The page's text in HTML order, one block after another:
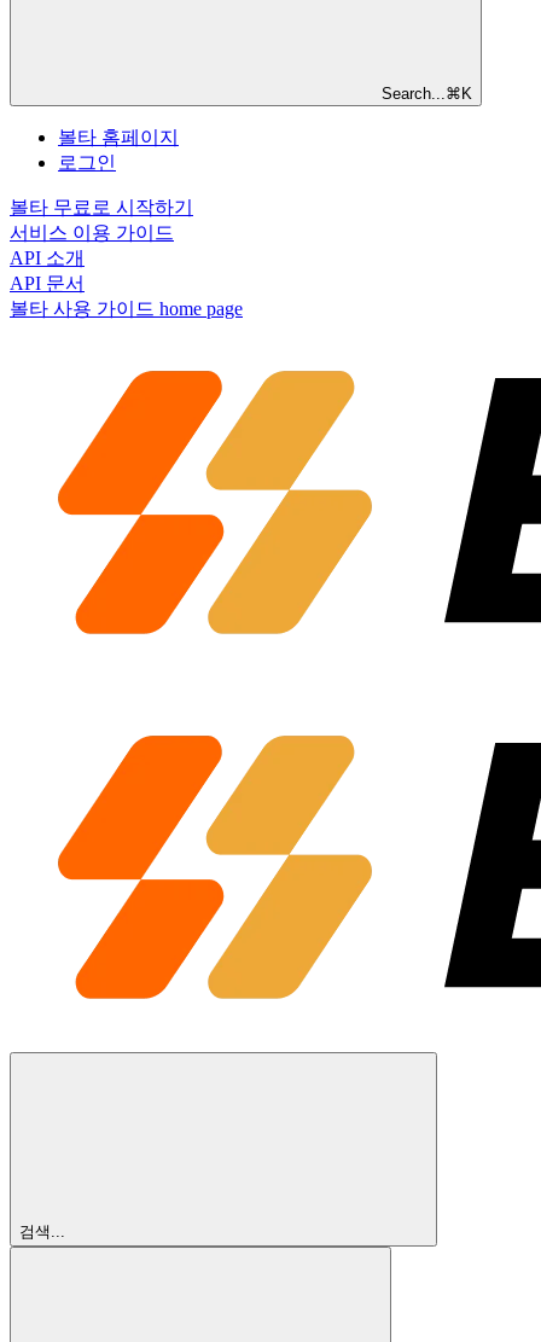
Search... ⌘ K
볼타 홈페이지
로그인
볼타 무료로 시작하기
서비스 이용 가이드
API 소개
API 문서
볼타 사용 가이드 home page
검색...